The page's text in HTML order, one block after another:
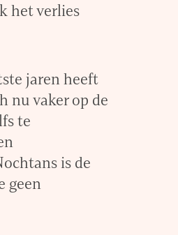
het verlies
jaren heeft
nu vaker op de
te
is de
geen